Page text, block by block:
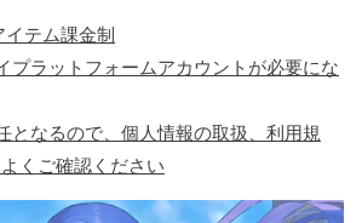
テム課金制
プラットフォームアカウントが必要にな
となるので、個人情報の取扱、利用規
くご確認ください